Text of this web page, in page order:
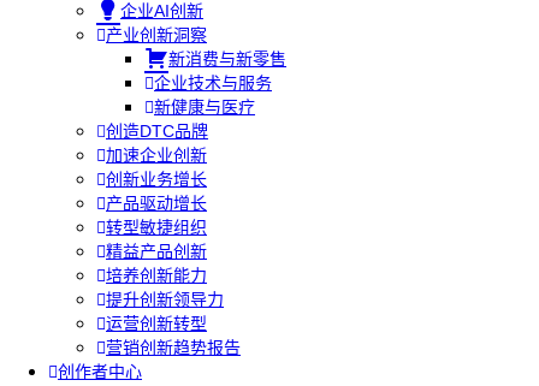
企业AI创新
产业创新洞察
新消费与新零售
企业技术与服务
新健康与医疗
创造DTC品牌
加速企业创新
创新业务增长
产品驱动增长
转型敏捷组织
精益产品创新
培养创新能力
提升创新领导力
运营创新转型
营销创新趋势报告
创作者中心